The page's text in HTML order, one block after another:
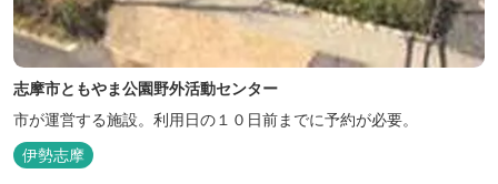
志摩市ともやま公園野外活動センター
市が運営する施設。利用日の１０日前までに予約が必要。
伊勢志摩